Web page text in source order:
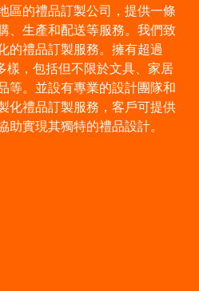
區的禮品訂製公司，提供一條
、生產和配送等服務。我們致
的禮品訂製服務。擁有超過
樣，包括但不限於文具、家居
等。並設有專業的設計團隊和
化禮品訂製服務，客戶可提供
實現其獨特的禮品設計。